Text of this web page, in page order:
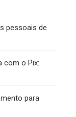
pessoais de
com o Pix:
para